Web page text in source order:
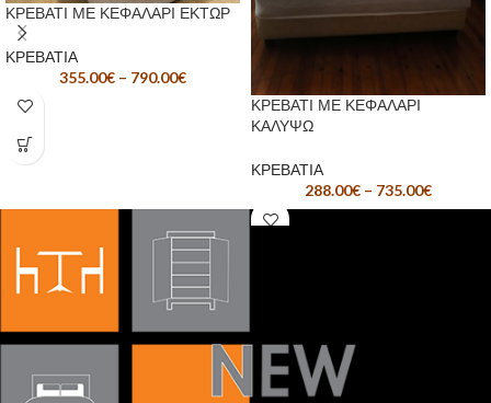
ΚΡΕΒΑΤΙ ΜΕ ΚΕΦΑΛΑΡΙ ΕΚΤΩΡ
ΚΡΕΒΑΤΙΑ
355.00€ – 790.00€
ΚΡΕΒΑΤΙ ΜΕ ΚΕΦΑΛΑΡΙ
ΚΑΛΥΨΩ
ΚΡΕΒΑΤΙΑ
288.00€ – 735.00€